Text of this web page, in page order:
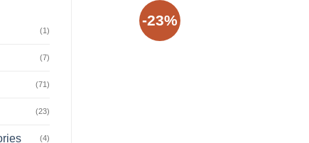
-23%
(1)
(7)
(71)
(23)
(4)